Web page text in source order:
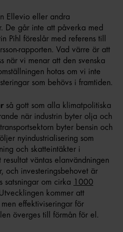
Ellevio eller andra
De går inte att påverka med
Pihl föreslår med referens till
rapporten. Vad värre är att
när vi menar att den svenska
hotas om vi inte
som behövs i framtiden.
så gott som alla klimatpolitiska
när industrin byter olja och
byter bensin och
nyindustrialisering som
och skatteintäkter i
väntas elanvändningen
och investeringsbehovet är
satsningar om cirka 1000
kommer att
effektiviseringar för
överges till förmån för el.